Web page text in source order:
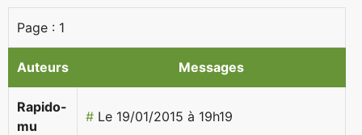
Page : 1
Auteurs Messages
Rapido-
mu
# Le 19/01/2015 à 19h19